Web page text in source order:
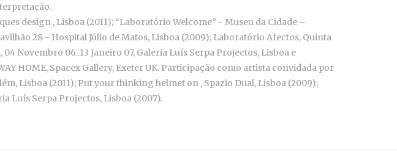
design , Lisboa (2011); “Laboratório Welcome” - Museu da Cidade –
28 - Hospital Júlio de Matos, Lisboa (2009); Laboratório Afectos, Quinta
Novembro 06_13 Janeiro 07, Galeria Luís Serpa Projectos, Lisboa e
HOME, Spacex Gallery, Exeter UK. Participação como artista convidada por
Lisboa (2011); Put your thinking helmet on , Spazio Dual, Lisboa (2009);
Luís Serpa Projectos, Lisboa (2007).